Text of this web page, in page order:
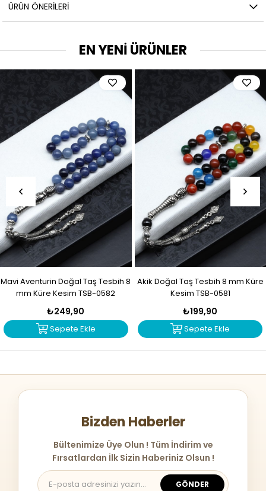
ÜRÜN ÖNERILERI
EN YENİ ÜRÜNLER
Mavi Aventurin Doğal Taş Tesbih 8
mm Küre Kesim TSB-0582
₺249,90
Sepete Ekle
Akik Doğal Taş Tesbih 8 mm Küre
Kesim TSB-0581
₺199,90
Sepete Ekle
Bizden Haberler
Bültenimize Üye Olun ! Tüm İndirim ve
Fırsatlardan İlk Sizin Haberiniz Olsun !
GÖNDER